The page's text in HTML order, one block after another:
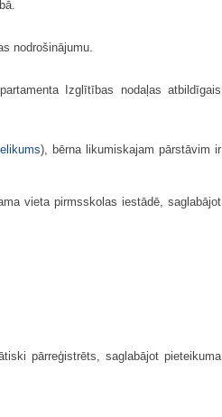
nodrošinājumu.
Izglītības nodaļas atbildīgais
), bērna likumiskajam pārstāvim ir
vieta pirmsskolas iestādē, saglabājot
pārreģistrēts, saglabājot pieteikuma